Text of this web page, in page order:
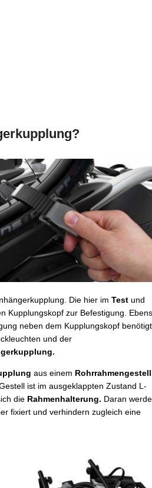
Die hier im Test und
Kupplungskopf zur Befestigung.
neben dem Kupplungskopf benötigt.
und der
aus einem Rohrrahmengestell
ist im ausgeklappten Zustand L-
die Rahmenhalterung. Daran
fixiert und verhindern zugleich eine